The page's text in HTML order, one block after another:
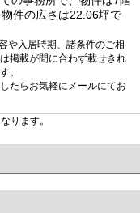
件の広さは22.06坪で
や入居時期、諸条件のご相
掲載が間に合わず載せきれ
。
たらお気軽にメールにてお
ります。